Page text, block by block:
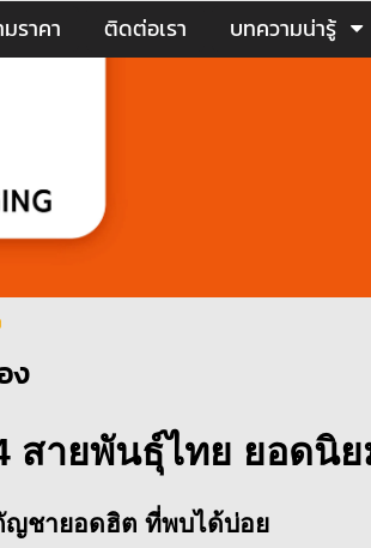
ราคา ติดต่อเรา บทความน่ารู้
ง
สายพันธุ์ไทย ยอดนิย
ญชายอดฮิต ที่พบได้บ่อย